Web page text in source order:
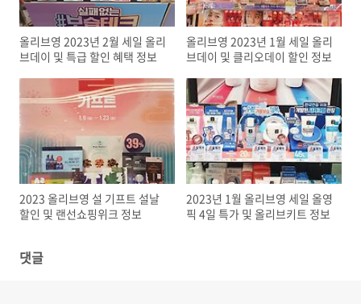
올리브영 2023년 2월 세일 올리
브데이 및 특급 할인 혜택 정보
올리브영 2023년 1월 세일 올리
브데이 및 클리오데이 할인 정보
2023 올리브영 설 기프트 설날
할인 및 랜선쇼핑위크 정보
2023년 1월 올리브영 세일 올영
픽 4일 특가 및 올리브키트 정보
댓글